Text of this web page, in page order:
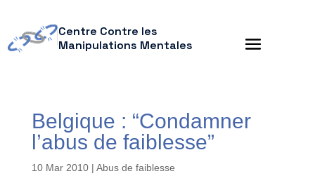
Centre Contre les
Manipulations Mentales
Belgique : “Condamner
l’abus de faiblesse”
10 Mar 2010| Abus de faiblesse